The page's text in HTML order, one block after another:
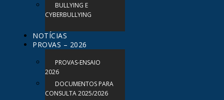
BULLYING E
CYBERBULLYING
NOTÍCIAS
PROVAS – 2026
PROVAS-ENSAIO
2026
DOCUMENTOS PARA
CONSULTA 2025/2026